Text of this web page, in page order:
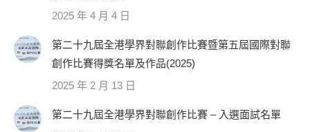
2025 年 4 月 4 日
第二十九屆全港學界對聯創作比賽暨第五屆國際對聯
創作比賽得獎名單及作品(2025)
2025 年 2 月 13 日
第二十九屆全港學界對聯創作比賽 – 入選面試名單